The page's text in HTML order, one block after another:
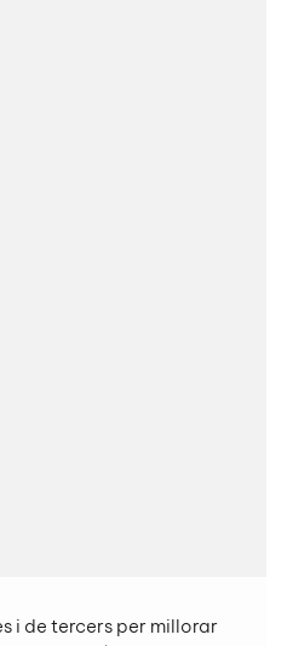
i de tercers per millorar